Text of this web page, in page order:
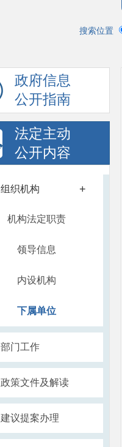
搜索位置
政府信息
公开指南
法定主动
公开内容
组织机构 +
机构法定职责
领导信息
内设机构
下属单位
部门工作
政策文件及解读
建议提案办理